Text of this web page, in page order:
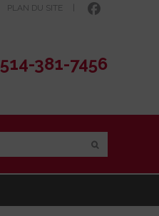
PLAN DU SITE
514-381-7456